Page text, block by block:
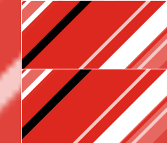
€15.90
€15